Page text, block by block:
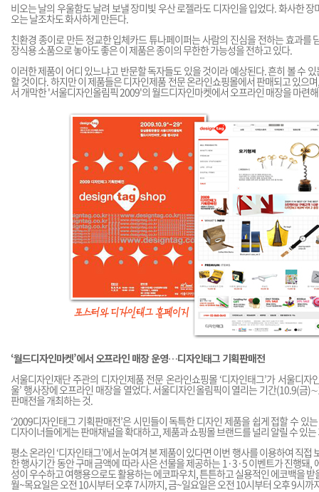
비오는 날의 우울함도 날려 보낼 장미빛 우산 로젤라도 디자인을 입었다. 화사한
오는 날조차도 화사하게 만든다.
친환경 종이로 만든 정교한 입체카드 튜나페이퍼는 사람의 진심을 전하는 효과를
장식용 소품으로 놓아도 좋은 이 제품은 종이의 무한한 가능성을 전하고 있다.
이러한 제품이 어디 있느냐고 반문할 독자들도 있을 것이라 예상된다. 흔히 볼 수
할 것이다. 하지만 이 제품들은 디자인제품 전문 온라인쇼핑몰에서 판매되고 있으
서 개막한 '서울디자인올림픽 2009'의 월드디자인마켓에서 오프라인 매장을 마련
‘월드디자인마켓’에서 오프라인 매장 운영…디자인태그 기획판매전
서울디자인재단 주관의 디자인제품 전문 온라인쇼핑몰 ‘디자인태그’가 서울디자
울’ 행사장에 오프라인 매장을 열었다. 서울디자인올림픽이 열리는 기간(10.9(금
판매전을 개최하는 것.
‘2009디자인태그 기획판매전’은 시민들이 독특한 디자인 제품을 쉽게 접할 수 있
디자이너들에게는 판매채널을 확대하고, 제품과 쇼핑몰 브랜드를 널리 알릴 수 있
평소 온라인 ‘디자인태그’에서 눈여겨 본 제품이 있다면 이번 행사를 이용하여 직접
한 행사기간 동안 구매 금액에 따라 사은 선물을 제공하는 1·3·5 이벤트가 진행돼,
성이 우수하고 여행용으로도 활용하는 에코파우치, 튼튼하고 실용적인 에코백을 받
월~목요일은 오전 10시부터 오후 7시까지, 금~일요일은 오전 10시부터 오후 9시까